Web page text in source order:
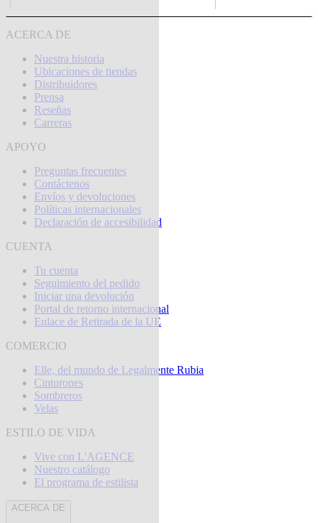
ACERCA DE
Nuestra historia
Ubicaciones de tiendas
Distribuidores
Prensa
Reseñas
Carreras
APOYO
Preguntas frecuentes
Contáctenos
Envíos y devoluciones
Políticas internacionales
Declaración de accesibilidad
CUENTA
Tu cuenta
Seguimiento del pedido
Iniciar una devolución
Portal de retorno internacional
Enlace de Retirada de la UE
COMERCIO
Elle, del mundo de Legalmente Rubia
Cinturones
Sombreros
Velas
ESTILO DE VIDA
Vive con L'AGENCE
Nuestro catálogo
El programa de estilista
ACERCA DE